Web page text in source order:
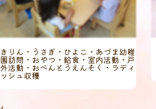
きりん・うさぎ・ひよこ・あづま幼稚
園訪問・おやつ・給食・室内活動・戸
外活動・おべんとうえんそく・ラディ
ッシュ収穫